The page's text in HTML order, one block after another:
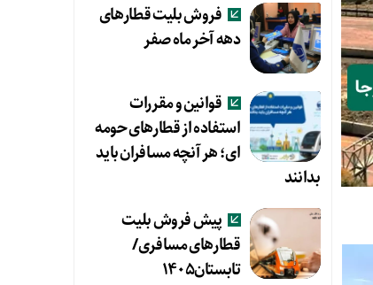
فروش بلیت قطارهای
دهه آخر ماه صفر
قوانین و مقررات
استفاده از قطارهای حومه
ای؛ هر آنچه مسافران باید
بدانند
پیش فروش بلیت
قطارهای مسافری/
تابستان۱۴۰۵